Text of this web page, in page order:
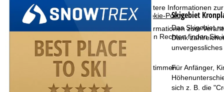
Weitere Informationen
Cookie-Policy.
Informationen zum
Ihren Rechten finden
Zustimmen
Skigebiet
Das Skigebiet
Dank
Für Anfänger,
sich z. B. die